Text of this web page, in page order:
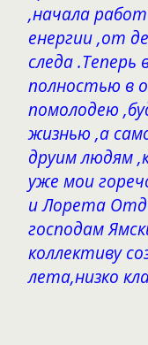
,начала
енергии ,от
следа
полностью в
помолодею
жизнью ,а
друим людям
уже мои
и Лорета
господам
коллективу
лета,низко